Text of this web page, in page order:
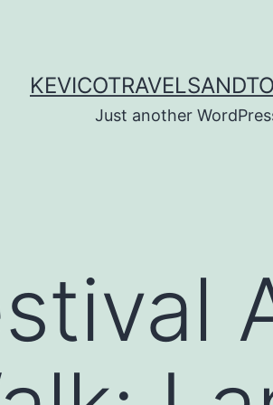
Just another